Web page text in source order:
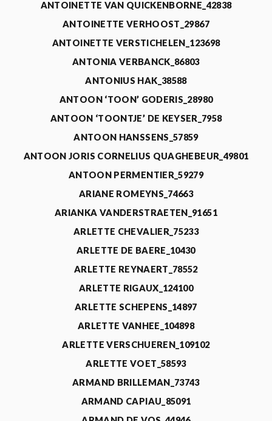
ANTOINETTE VAN QUICKENBORNE_42838
ANTOINETTE VERHOOST_29867
ANTOINETTE VERSTICHELEN_123698
ANTONIA VERBANCK_86803
ANTONIUS HAK_38588
ANTOON ‘TOON’ GODERIS_28980
ANTOON ‘TOONTJE’ DE KEYSER_7958
ANTOON HANSSENS_57859
ANTOON JORIS CORNELIUS QUAGHEBEUR_49801
ANTOON PERMENTIER_59279
ARIANE ROMEYNS_74663
ARIANKA VANDERSTRAETEN_91651
ARLETTE CHEVALIER_75233
ARLETTE DE BAERE_10430
ARLETTE REYNAERT_78552
ARLETTE RIGAUX_124100
ARLETTE SCHEPENS_14897
ARLETTE VANHEE_104898
ARLETTE VERSCHUEREN_109102
ARLETTE VOET_58593
ARMAND BRILLEMAN_73743
ARMAND CAPIAU_85091